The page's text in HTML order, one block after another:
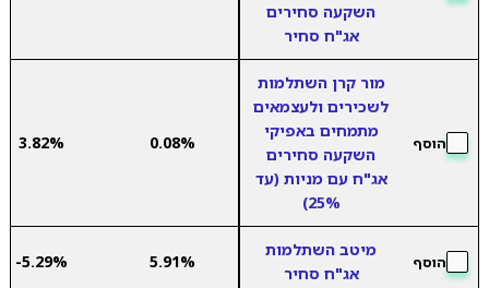
השקעה סחירים
אג"ח סחיר
הוסף
מור קרן השתלמות
לשכירים ולעצמאים
מתמחים באפיקי
השקעה סחירים
אג"ח עם מניות (עד
25%)
0.08%
3.82%
הוסף
מיטב השתלמות
אג"ח סחיר
5.91%
-5.29%